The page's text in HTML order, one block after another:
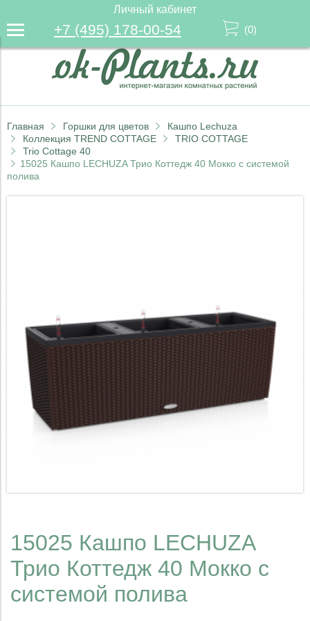
Личный кабинет
+7 (495) 178-00-54 (0)
Главная Горшки для цветов
Кашпо Lechuza
Коллекция TREND COTTAGE
TRIO COTTAGE
Trio Cottage 40
15025 Кашпо LECHUZA Трио Коттедж 40 Мокко с системой
полива
15025 Кашпо LECHUZA
Трио Коттедж 40 Мокко с
системой полива